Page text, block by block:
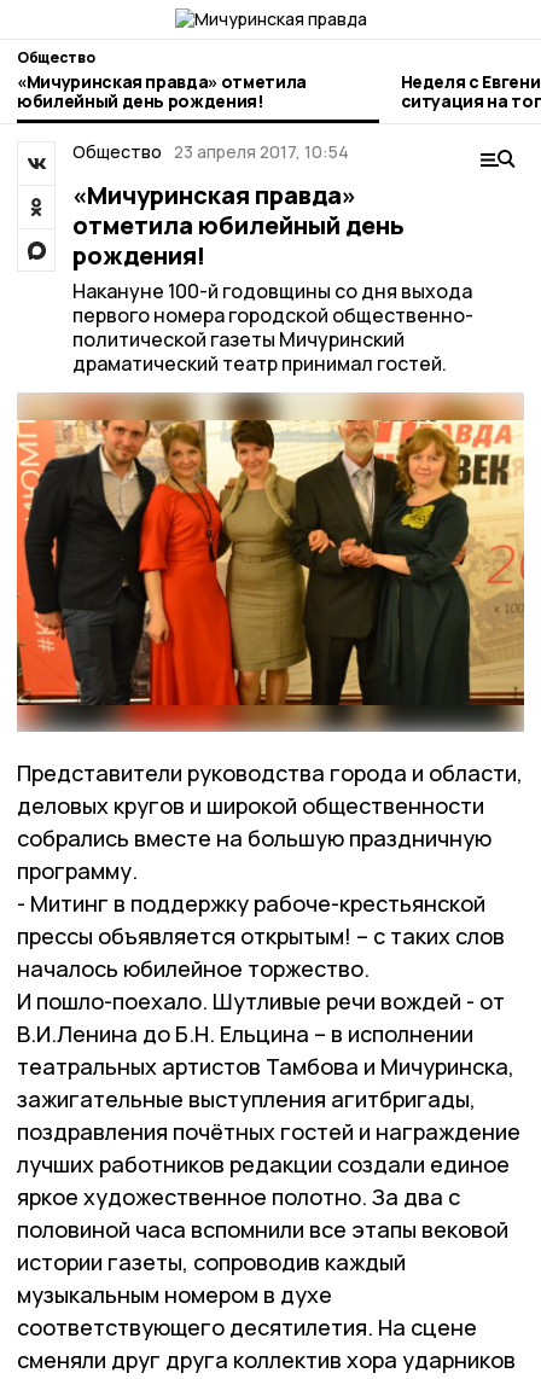
Общество
«Мичуринская правда» отметила
юбилейный день рождения!
Неделя с
ситуация на
городе и
Общество 23 апреля 2017, 10:54
«Мичуринская правда»
отметила юбилейный день
рождения!
Накануне 100-й годовщины со дня выхода
первого номера городской общественно-
политической газеты Мичуринский
драматический театр принимал гостей.
Представители руководства города и области,
деловых кругов и широкой общественности
собрались вместе на большую праздничную
программу.
- Митинг в поддержку рабоче-крестьянской
прессы объявляется открытым! – с таких слов
началось юбилейное торжество.
И пошло-поехало. Шутливые речи вождей - от
В.И.Ленина до Б.Н. Ельцина – в исполнении
театральных артистов Тамбова и Мичуринска,
зажигательные выступления агитбригады,
поздравления почётных гостей и награждение
лучших работников редакции создали единое
яркое художественное полотно. За два с
половиной часа вспомнили все этапы вековой
истории газеты, сопроводив каждый
музыкальным номером в духе
соответствующего десятилетия. На сцене
сменяли друг друга коллектив хора ударников